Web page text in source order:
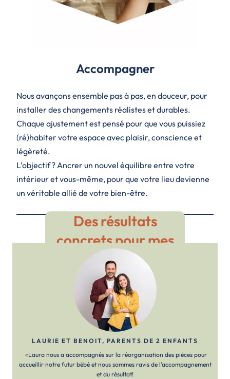
Accompagner
Nous avançons ensemble pas à pas, en douceur, pour
installer des changements réalistes et durables.
Chaque ajustement est pensé pour que vous puissiez
(ré)habiter votre espace avec plaisir, conscience et
légèreté.
L’objectif ? Ancrer un nouvel équilibre entre votre
intérieur et vous-même, pour que votre lieu devienne
un véritable allié de votre bien-être.
Des résultats
concrets pour mes
clients
LAURIE ET BENOIT, PARENTS DE 2 ENFANTS
«Laura nous a accompagnés sur la réorganisation des pièces pour
accueillir notre futur bébé et nous sommes ravis de l’accompagnement
et du résultat!